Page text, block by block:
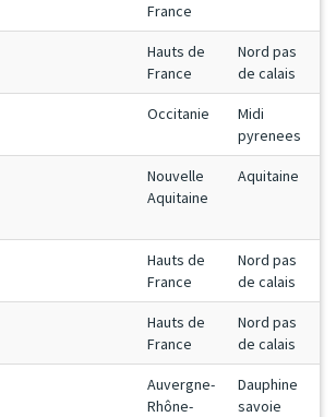
France
Hauts de
France
Nord pas
de calais
Occitanie
Midi
pyrenees
Nouvelle
Aquitaine
Aquitaine
Hauts de
France
Nord pas
de calais
Hauts de
France
Nord pas
de calais
Auvergne-
Rhône-
Dauphine
savoie